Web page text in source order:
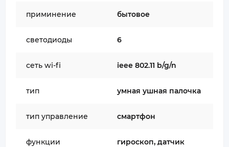
приминение бытовое
светодиоды 6
сеть wi-fi ieee 802.11 b/g/n
тип умная ушная палочка
тип управление смартфон
функции
гироскоп, датчик